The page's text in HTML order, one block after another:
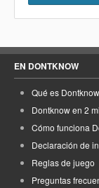
EN DONTKNOW
Qué es Dontknow
Dontknow en 2
Cómo funciona
Declaración de
Reglas de juego
Preguntas